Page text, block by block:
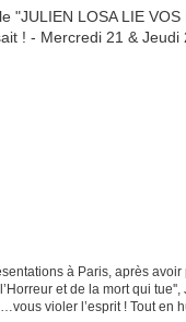
à Paris, après
et de la mort qui
violer l’esprit ! Tout en